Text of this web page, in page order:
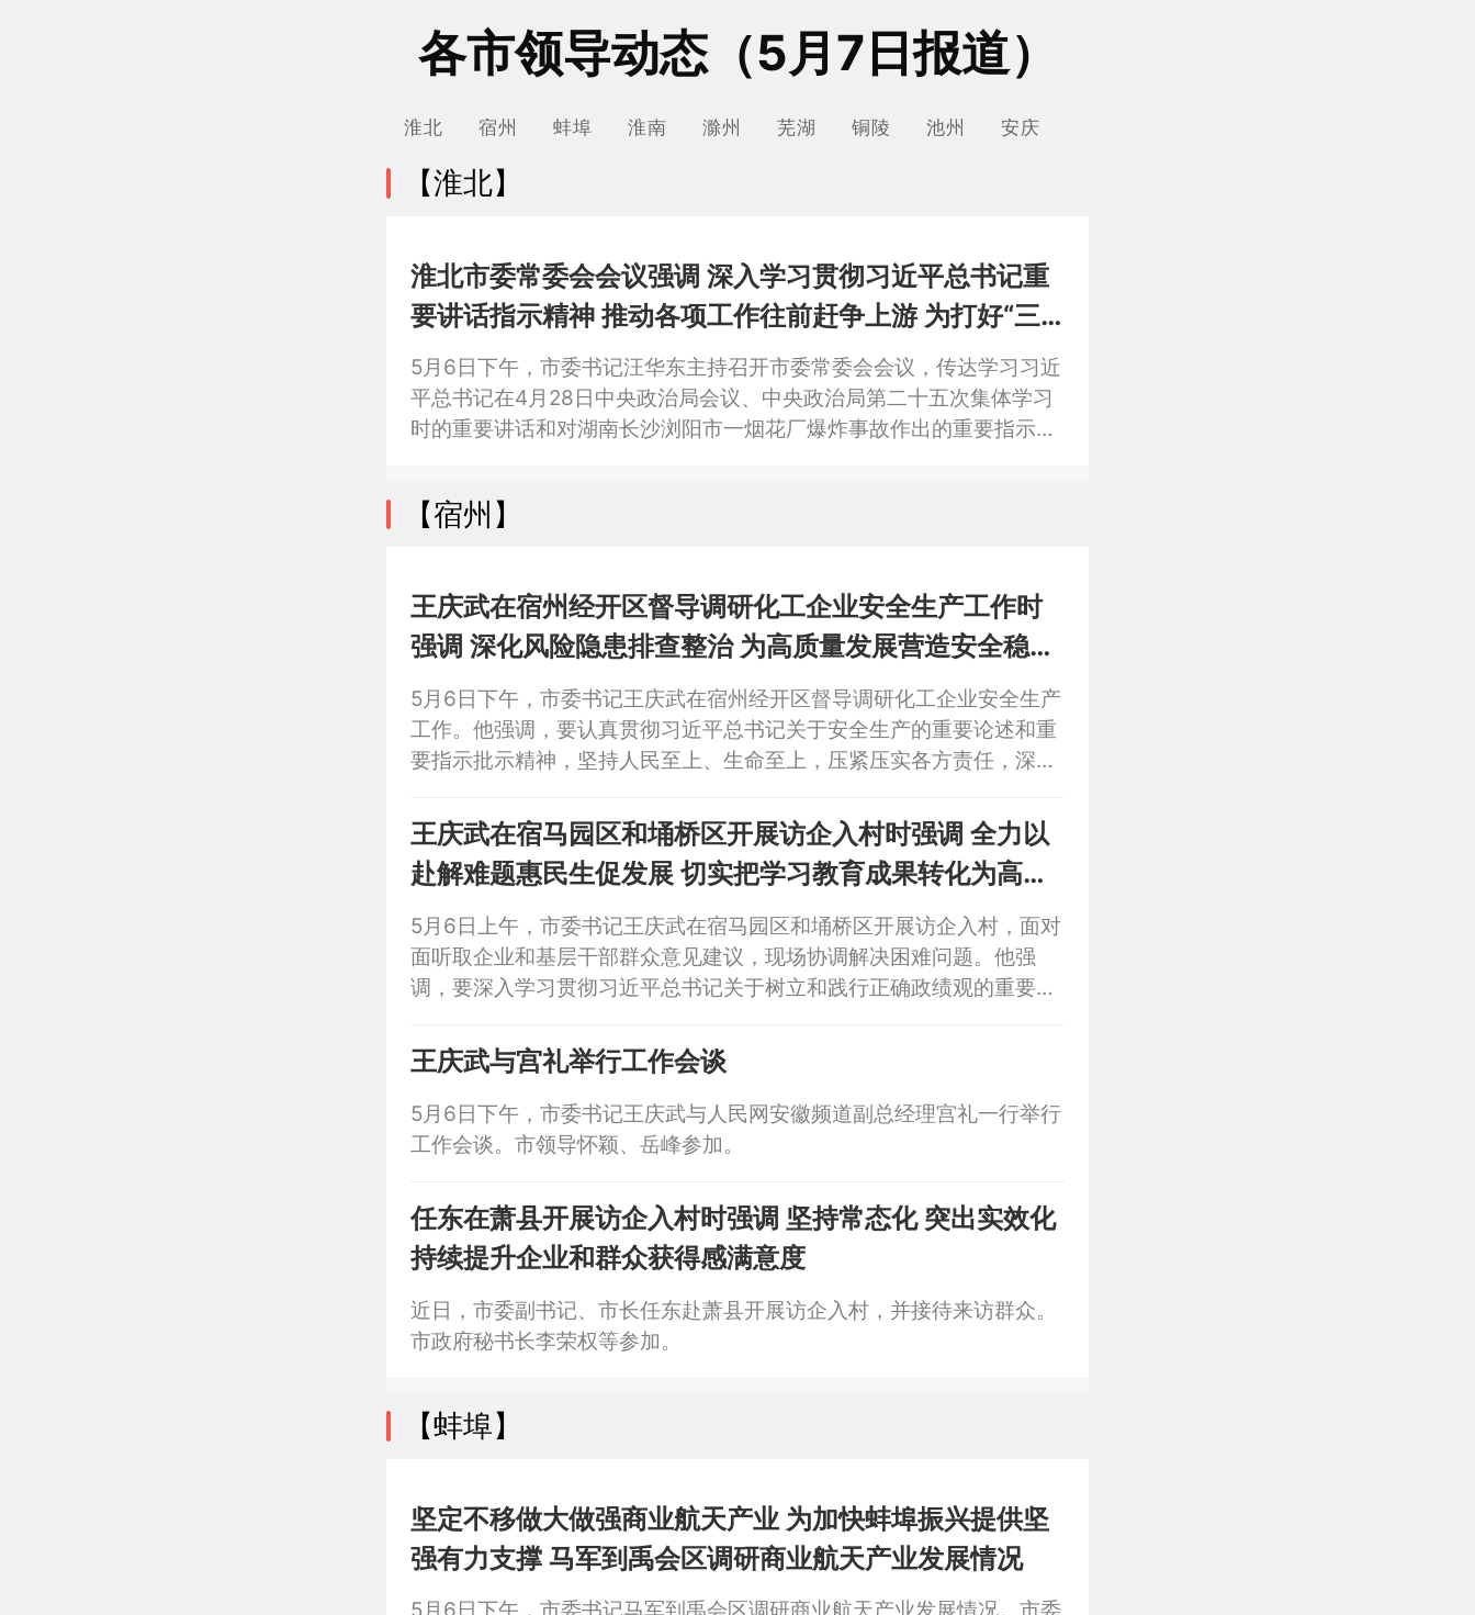
各市领导动态（5月7日报道）
淮北 宿州 蚌埠 淮南 滁州 芜湖 铜陵 池州 安庆
【淮北】
淮北市委常委会会议强调 深入学习贯彻习近平总书记重
要讲话指示精神 推动各项工作往前赶争上游 为打好“三
仗”筑牢基础 汪华东主持会议
5月6日下午，市委书记汪华东主持召开市委常委会会议，传达学习习近
平总书记在4月28日中央政治局会议、中央政治局第二十五次集体学习
时的重要讲话和对湖南长沙浏阳市一烟花厂爆炸事故作出的重要指示、
【宿州】
王庆武在宿州经开区督导调研化工企业安全生产工作时
强调 深化风险隐患排查整治 为高质量发展营造安全稳定
环境
5月6日下午，市委书记王庆武在宿州经开区督导调研化工企业安全生产
工作。他强调，要认真贯彻习近平总书记关于安全生产的重要论述和重
要指示批示精神，坚持人民至上、生命至上，压紧压实各方责任，深化
境。市政协副主席、市委秘书长岳峰参加。
王庆武在宿马园区和埇桥区开展访企入村时强调 全力以
赴解难题惠民生促发展 切实把学习教育成果转化为高质
量发展成效
5月6日上午，市委书记王庆武在宿马园区和埇桥区开展访企入村，面对
面听取企业和基层干部群众意见建议，现场协调解决困难问题。他强
调，要深入学习贯彻习近平总书记关于树立和践行正确政绩观的重要论
民生促发展，切实把学习教育成果转化为高质量发展成效。市政协副主
席、市委秘书长岳峰参加。
王庆武与宫礼举行工作会谈
5月6日下午，市委书记王庆武与人民网安徽频道副总经理宫礼一行举行
工作会谈。市领导怀颖、岳峰参加。
任东在萧县开展访企入村时强调 坚持常态化 突出实效化
持续提升企业和群众获得感满意度
近日，市委副书记、市长任东赴萧县开展访企入村，并接待来访群众。
市政府秘书长李荣权等参加。
【蚌埠】
坚定不移做大做强商业航天产业 为加快蚌埠振兴提供坚
强有力支撑 马军到禹会区调研商业航天产业发展情况